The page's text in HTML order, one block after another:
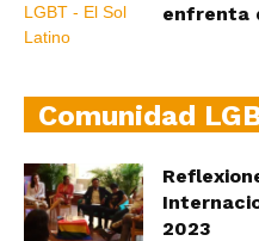
enfrenta
Comunidad
2023